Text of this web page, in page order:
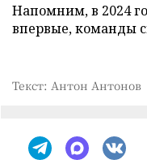
Напомним, в 2024
впервые, команды
Текст: Антон Антонов